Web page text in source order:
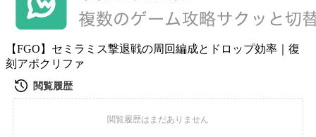
【FGO】セミラミス撃退戦の周回編成とドロップ効率｜復
刻アポクリファ